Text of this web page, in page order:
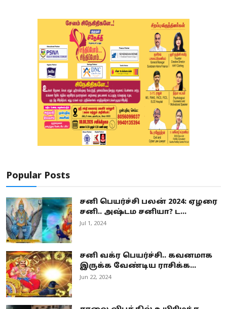
Popular Posts
சனி பெயர்ச்சி பலன் 2024: ஏழரை
சனி.. அஷ்டம சனியா? ட...
Jul 1, 2024
சனி வக்ர பெயர்ச்சி.. கவனமாக
இருக்க வேண்டிய ராசிக்க...
Jun 22, 2024